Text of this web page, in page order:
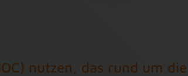
nutzen, das rund um